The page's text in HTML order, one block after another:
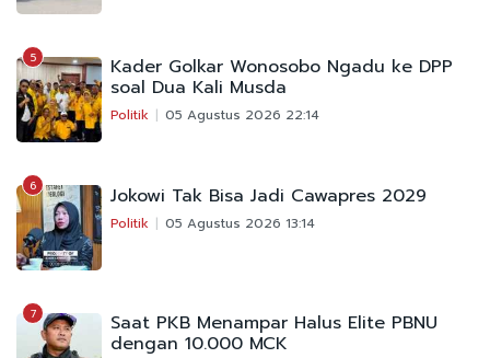
5 Kader Golkar Wonosobo Ngadu ke DPP
soal Dua Kali Musda
Politik 05 Agustus 2026 22:14
6 Jokowi Tak Bisa Jadi Cawapres 2029
Politik 05 Agustus 2026 13:14
7 Saat PKB Menampar Halus Elite PBNU
dengan 10.000 MCK